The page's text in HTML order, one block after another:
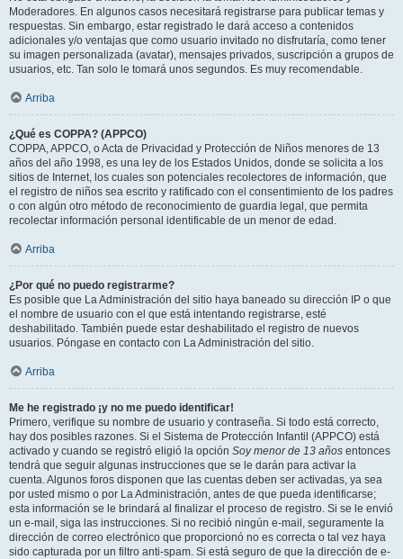
Moderadores. En algunos casos necesitará registrarse para publicar temas y
respuestas. Sin embargo, estar registrado le dará acceso a contenidos
adicionales y/o ventajas que como usuario invitado no disfrutaría, como tener
su imagen personalizada (avatar), mensajes privados, suscripción a grupos de
usuarios, etc. Tan solo le tomará unos segundos. Es muy recomendable.
Arriba
¿Qué es COPPA? (APPCO)
COPPA, APPCO, o Acta de Privacidad y Protección de Niños menores de 13
años del año 1998, es una ley de los Estados Unidos, donde se solicita a los
sitios de Internet, los cuales son potenciales recolectores de información, que
el registro de niños sea escrito y ratificado con el consentimiento de los padres
o con algún otro método de reconocimiento de guardia legal, que permita
recolectar información personal identificable de un menor de edad.
Arriba
¿Por qué no puedo registrarme?
Es posible que La Administración del sitio haya baneado su dirección IP o que
el nombre de usuario con el que está intentando registrarse, esté
deshabilitado. También puede estar deshabilitado el registro de nuevos
usuarios. Póngase en contacto con La Administración del sitio.
Arriba
Me he registrado ¡y no me puedo identificar!
Primero, verifique su nombre de usuario y contraseña. Si todo está correcto,
hay dos posibles razones. Si el Sistema de Protección Infantil (APPCO) está
activado y cuando se registró eligió la opción Soy menor de 13 años entonces
tendrá que seguir algunas instrucciones que se le darán para activar la
cuenta. Algunos foros disponen que las cuentas deben ser activadas, ya sea
por usted mismo o por La Administración, antes de que pueda identificarse;
esta información se le brindará al finalizar el proceso de registro. Si se le envió
un e-mail, siga las instrucciones. Si no recibió ningún e-mail, seguramente la
dirección de correo electrónico que proporcionó no es correcta o tal vez haya
sido capturada por un filtro anti-spam. Si está seguro de que la dirección de e-